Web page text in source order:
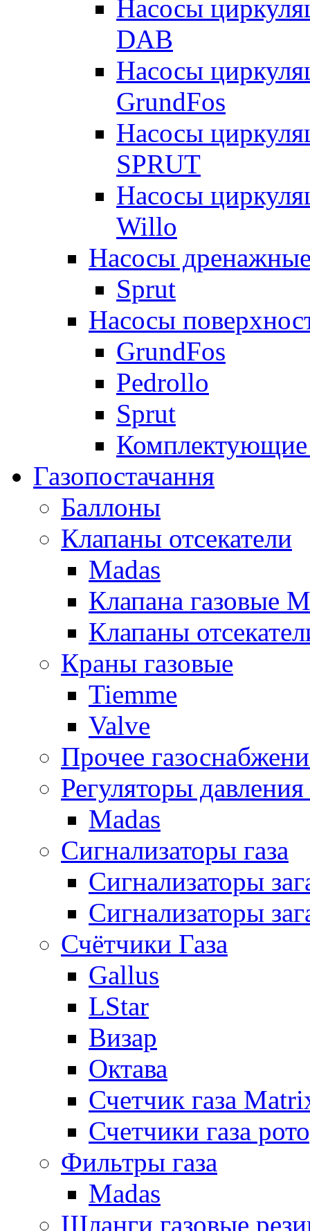
Насосы
DAB
Насосы
GrundFos
Насосы
SPRUT
Насосы
Willo
Насосы
Sprut
Насосы
GrundFos
Pedrollo
Sprut
Комплектующие
Газопостачання
Баллоны
Клапаны отсекатели
Madas
Клапана газовые
Клапаны
Краны газовые
Tiemme
Valve
Прочее
Регуляторы давления
Madas
Сигнализаторы газа
Сигнализаторы
Сигнализаторы
Счётчики Газа
Gallus
LStar
Визар
Октава
Счетчик газа
Счетчики газа
Фильтры газа
Madas
Шланги газовые